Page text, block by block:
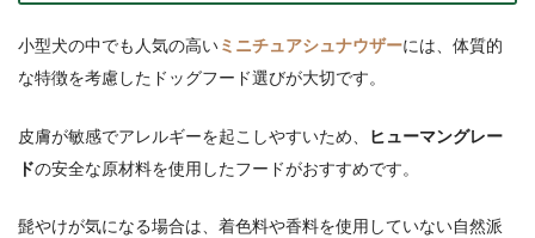
小型犬の中でも人気の高いミニチュアシュナウザーには、体質的
な特徴を考慮したドッグフード選びが大切です。
皮膚が敏感でアレルギーを起こしやすいため、
ヒューマングレー
ドの安全な原材料を使用したフードがおすすめです。
髭やけが気になる場合は、着色料や香料を使用していない自然派